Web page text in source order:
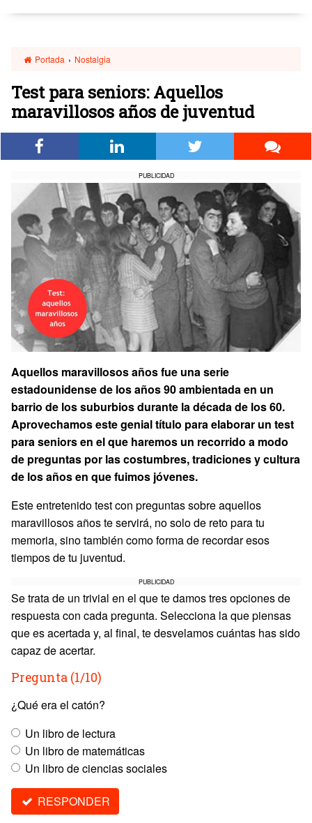
Portada › Nostalgia
Test para seniors: Aquellos
maravillosos años de juventud
PUBLICIDAD
Aquellos maravillosos años fue una serie
estadounidense de los años 90 ambientada en un
barrio de los suburbios durante la década de los 60.
Aprovechamos este genial título para elaborar un test
para seniors en el que haremos un recorrido a modo
de preguntas por las costumbres, tradiciones y cultura
de los años en que fuimos jóvenes.
Este entretenido test con preguntas sobre aquellos
maravillosos años te servirá, no solo de reto para tu
memoria, sino también como forma de recordar esos
tiempos de tu juventud.
PUBLICIDAD
Se trata de un trivial en el que te damos tres opciones de
respuesta con cada pregunta. Selecciona la que piensas
que es acertada y, al final, te desvelamos cuántas has sido
capaz de acertar.
Pregunta (1/10)
¿Qué era el catón?
Un libro de lectura
Un libro de matemáticas
Un libro de ciencias sociales
RESPONDER